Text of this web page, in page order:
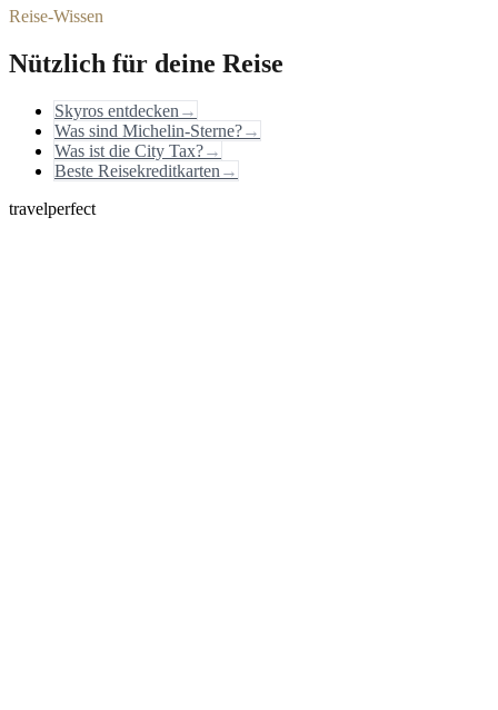
Reise-Wissen
Nützlich für deine Reise
Skyros entdecken →
Was sind Michelin-Sterne?→
Was ist die City Tax?→
Beste Reisekreditkarten →
travelperfect